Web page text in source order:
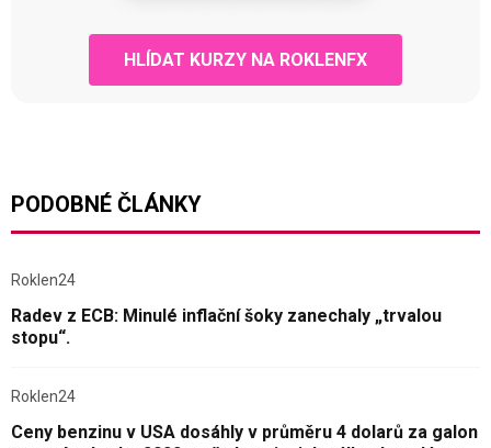
HLÍDAT KURZY NA ROKLENFX
PODOBNÉ ČLÁNKY
Roklen24
Radev z ECB: Minulé inflační šoky zanechaly „trvalou
stopu“.
Roklen24
Ceny benzinu v USA dosáhly v průměru 4 dolarů za galon